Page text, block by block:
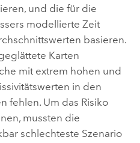
und die für die
modellierte Zeit
basieren.
Karten
mit extrem hohen und
in den
fehlen. Um das Risiko
mussten die
schlechteste Szenario